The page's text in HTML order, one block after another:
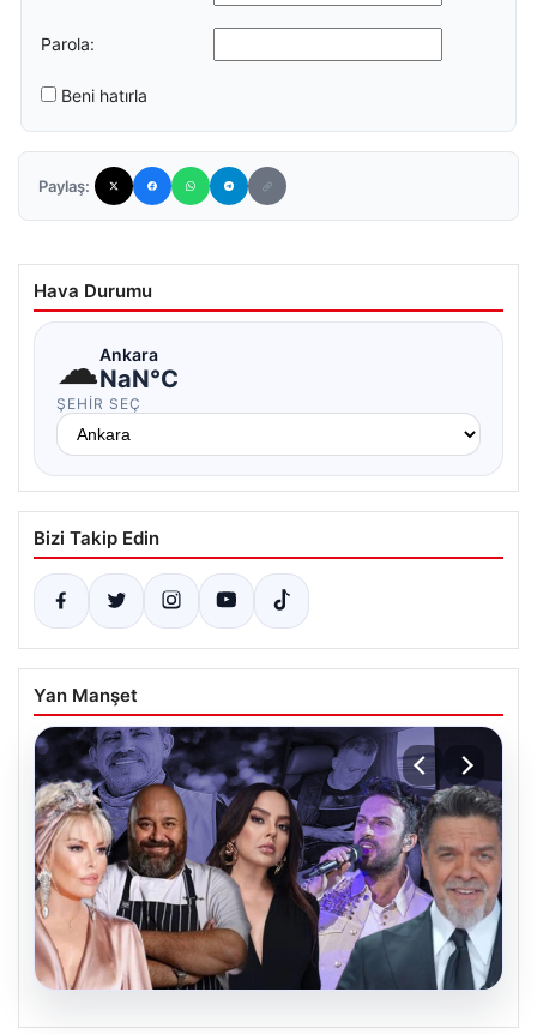
Parola:
Beni hatırla
Paylaş:
Hava Durumu
☁Ankara
NaN°C
ŞEHIR SEÇ
Bizi Takip Edin
Yan Manşet
06.08.2026